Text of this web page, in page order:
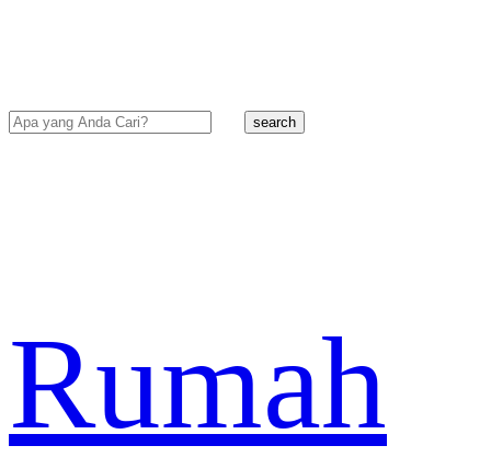
search
Rumah